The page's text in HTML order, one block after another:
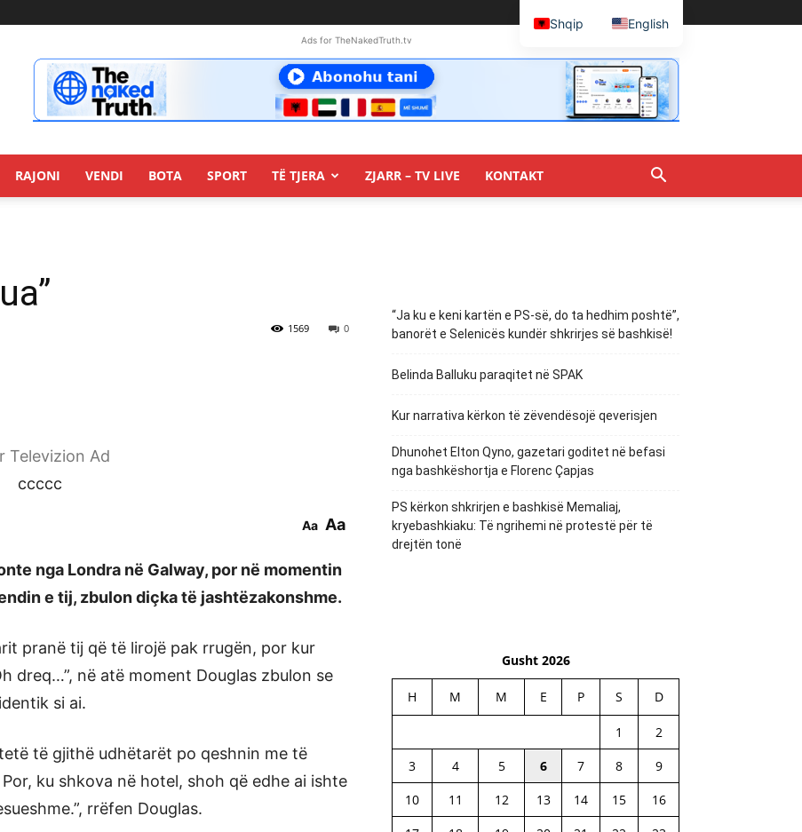
Ads for TheNakedTruth.tv
RAJONI VENDI BOTA SPORT TË TJERA ZJARR – TV LIVE KONTAKT
0
1569
Televizion Ad
ccccc
Aa Aa
nga Londra në Galway, por në momentin
e tij, zbulon diçka të jashtëzakonshme.
pranë tij që të lirojë pak rrugën, por kur
dreq…”, në atë moment Douglas zbulon se
si ai.
të gjithë udhëtarët po qeshnin me të
ku shkova në hotel, shoh që edhe ai ishte
rrëfen Douglas.
“Ja ku e keni kartën e PS-së, do ta hedhim poshtë”,
banorët e Selenicës kundër shkrirjes së bashkisë!
Belinda Balluku paraqitet në SPAK
Kur narrativa kërkon të zëvendësojë qeverisjen
Dhunohet Elton Qyno, gazetari goditet në befasi
nga bashkëshortja e Florenc Çapjas
PS kërkon shkrirjen e bashkisë Memaliaj,
kryebashkiaku: Të ngrihemi në protestë për të
drejtën tonë
Gusht 2026
H M M E P S D
1
2
3
4 5 6 7 8
9
10
11 12 13 14 15
16
Shqip English